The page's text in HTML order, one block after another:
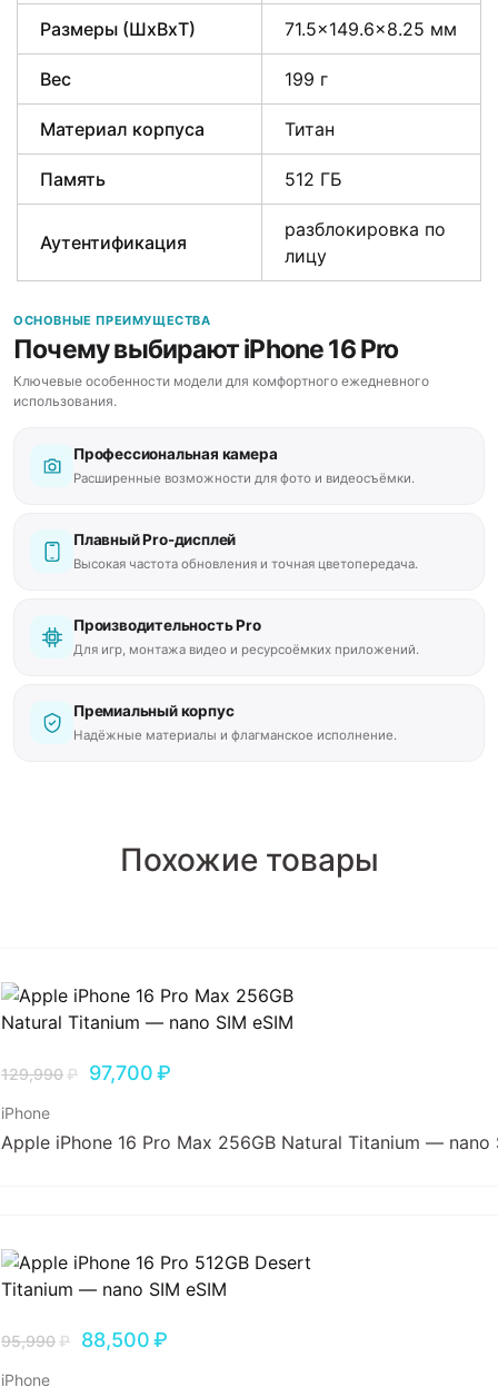
Размеры (ШxВxТ) 71.5×149.6×8.25 мм
Вес 199 г
Материал корпуса Титан
Память 512 ГБ
Аутентификация
разблокировка по
лицу
ОСНОВНЫЕ ПРЕИМУЩЕСТВА
Почему выбирают iPhone 16 Pro
Ключевые особенности модели для комфортного ежедневного
использования.
Профессиональная камера
Расширенные возможности для фото и видеосъёмки.
Плавный Pro-дисплей
Высокая частота обновления и точная цветопередача.
Производительность Pro
Для игр, монтажа видео и ресурсоёмких приложений.
Премиальный корпус
Надёжные материалы и флагманское исполнение.
Похожие товары
129,990₽ 97,700₽
iPhone
Apple iPhone 16 Pro Max 256GB Natural Titanium — nano
95,990₽ 88,500₽
iPhone